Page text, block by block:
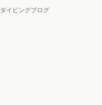
ダイビングブログ